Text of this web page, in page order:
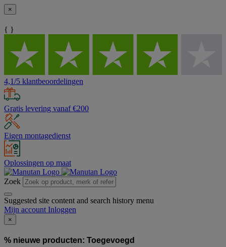
×
{ }
4,1/5 klantbeoordelingen
Gratis levering vanaf €200
Eigen montagedienst
Oplossingen op maat
Zoek
Suggested site content and search history menu
Mijn account Inloggen
×
% nieuwe producten: Toegevoegd